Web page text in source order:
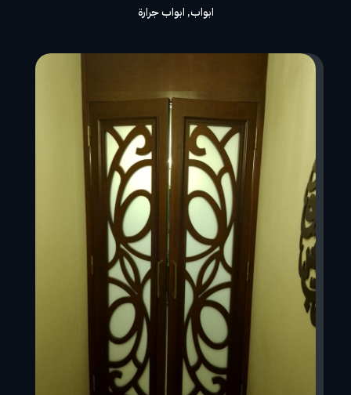
ابواب, ابواب جرارة